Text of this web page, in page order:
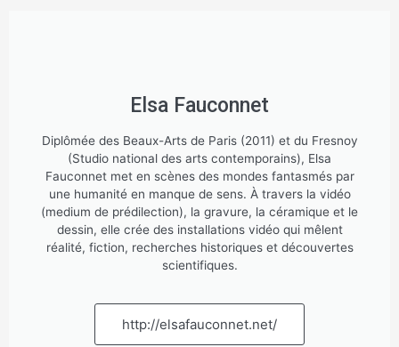
Elsa Fauconnet
Diplômée des Beaux-Arts de Paris (2011) et du Fresnoy
(Studio national des arts contemporains), Elsa
Fauconnet met en scènes des mondes fantasmés par
une humanité en manque de sens. À travers la vidéo
(medium de prédilection), la gravure, la céramique et le
dessin, elle crée des installations vidéo qui mêlent
réalité, fiction, recherches historiques et découvertes
scientifiques.
http://elsafauconnet.net/